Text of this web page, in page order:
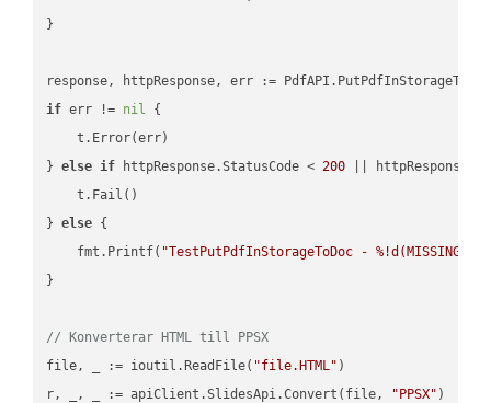
}
if err != nil {
    t.Error(err)
} else if httpResponse.StatusCode < 200 ||
    t.Fail()
} else {
    fmt.Printf(
"TestPutPdfInStorageToDoc - %!d(MISSING)\n"
}
// Konverterar HTML till PPSX
file, _ := ioutil.ReadFile( "file.HTML" )
r, _, _ := apiClient.SlidesApi.Convert(file,
"PPSX"